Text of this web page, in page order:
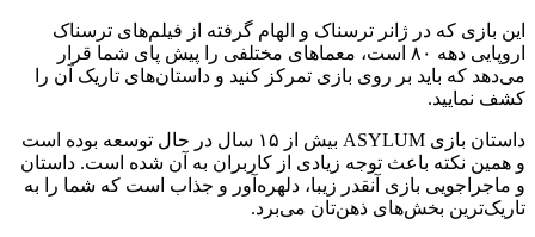
این بازی که در ژانر ترسناک و الهام گرفته از فیلم‌های ترسناک
اروپایی دهه ۸۰ است، معماهای مختلفی را پیش پای شما قرار
می‌دهد که باید بر روی بازی تمرکز کنید و داستان‌های تاریک آن را
کشف نمایید.
داستان بازی ASYLUM بیش از ۱۵ سال در حال توسعه بوده است
و همین نکته باعث توجه زیادی از کاربران به آن شده است. داستان
و ماجراجویی بازی آنقدر زیبا، دلهره‌آور و جذاب است که شما را به
تاریک‌ترین بخش‌های ذهن‌تان می‌برد.